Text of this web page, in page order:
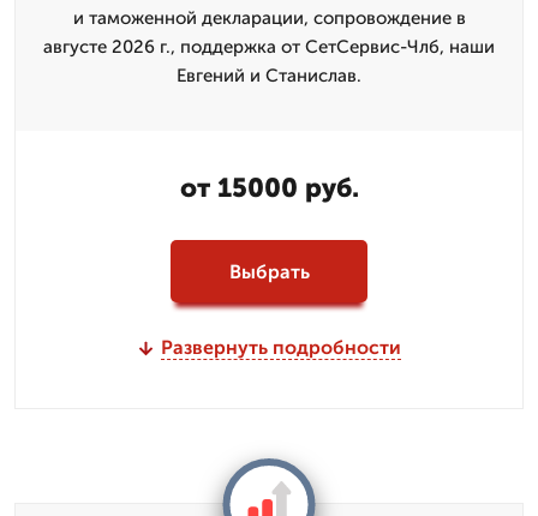
и таможенной декларации, сопровождение в
августе 2026 г., поддержка от СетСервис-Члб, наши
Евгений и Станислав.
от 15000 руб.
Выбрать
Развернуть подробности